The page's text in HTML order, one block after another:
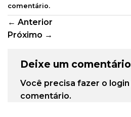
comentário.
← Anterior
Próximo →
Deixe um comentário
Você precisa fazer o login
comentário.